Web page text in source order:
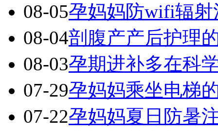
08-05孕妈妈防wifi辐射
08-04剖腹产产后护理
08-03孕期进补多在科
07-29孕妈妈乘坐电梯
07-22孕妈妈夏日防暑